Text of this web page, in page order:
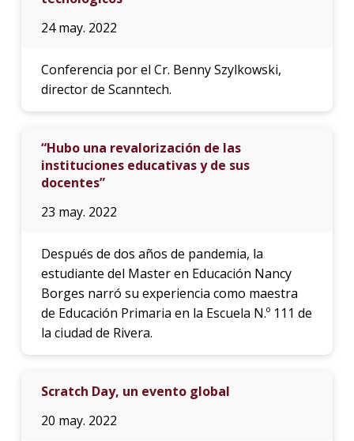
24 may. 2022
Conferencia por el Cr. Benny Szylkowski,
director de Scanntech.
“Hubo una revalorización de las
instituciones educativas y de sus
docentes”
23 may. 2022
Después de dos años de pandemia, la
estudiante del Master en Educación Nancy
Borges narró su experiencia como maestra
de Educación Primaria en la Escuela N.º 111 de
la ciudad de Rivera.
Scratch Day, un evento global
20 may. 2022